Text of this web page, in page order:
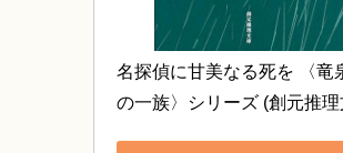
名探偵に甘美なる死を 〈竜
の一族〉シリーズ (創元推